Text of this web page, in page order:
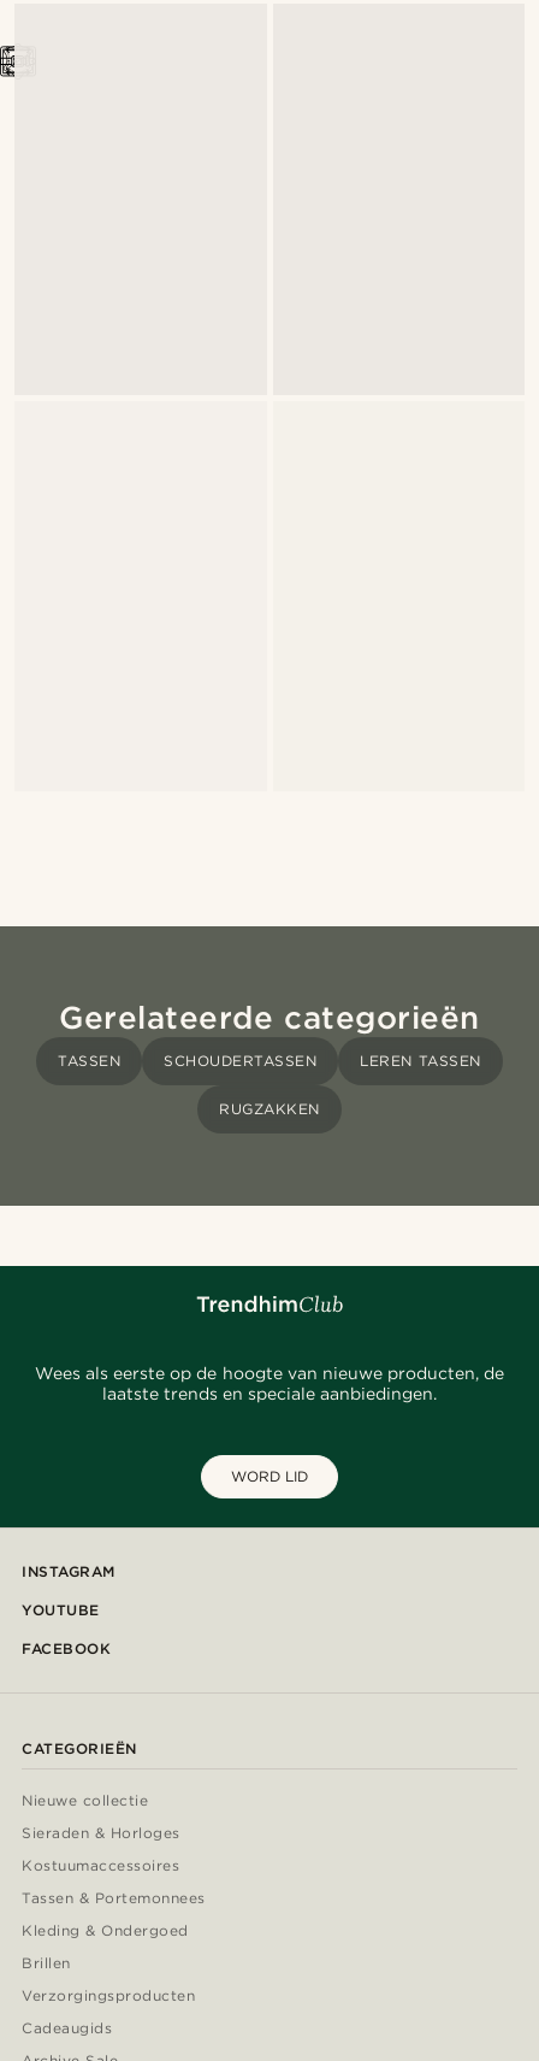
Gerelateerde categorieën
TASSEN SCHOUDERTASSEN LEREN TASSEN
RUGZAKKEN
Wees als eerste op de hoogte van nieuwe producten, de
laatste trends en speciale aanbiedingen.
WORD LID
INSTAGRAM
YOUTUBE
FACEBOOK
CATEGORIEËN
Nieuwe collectie
Sieraden & Horloges
Kostuumaccessoires
Tassen & Portemonnees
Kleding & Ondergoed
Brillen
Verzorgingsproducten
Cadeaugids